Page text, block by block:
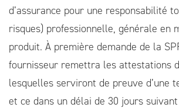
d’assurance pour une responsabilité
risques) professionnelle, générale en
produit. À première demande de la
fournisseur remettra les attestations
lesquelles serviront de preuve d’une
et ce dans un délai de 30 jours